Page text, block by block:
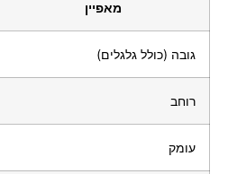
מאפיין
גובה (כולל גלגלים)
רוחב
עומק